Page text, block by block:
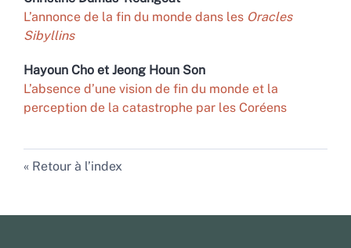
L’annonce de la fin du monde dans les Oracles
Sibyllins
Hayoun Cho et Jeong Houn Son
L’absence d’une vision de fin du monde et la
perception de la catastrophe par les Coréens
Retour à l’index